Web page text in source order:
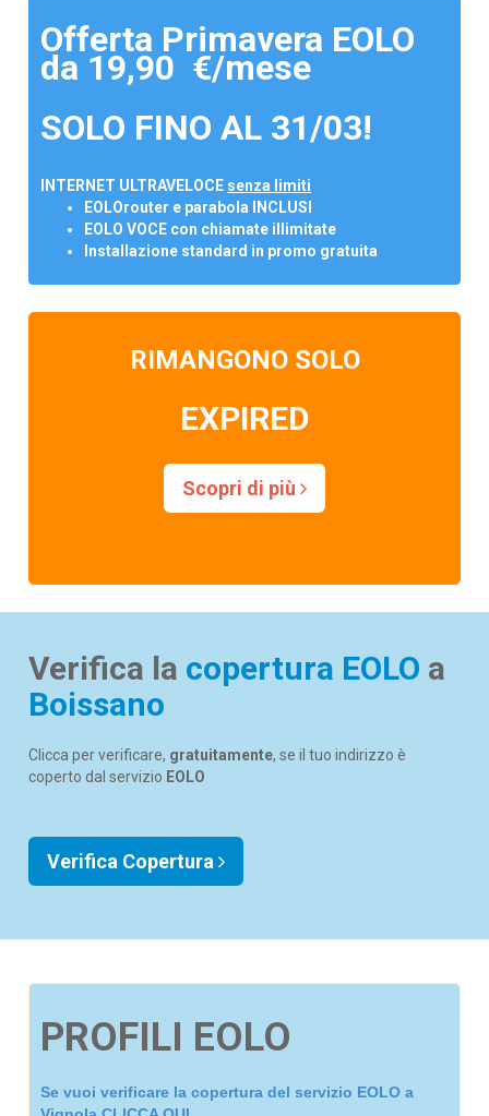
Offerta Primavera EOLO
da 19,90 €/mese
SOLO FINO AL 31/03!
INTERNET ULTRAVELOCE senza limiti
EOLOrouter e parabola INCLUSI
EOLO VOCE con chiamate illimitate
Installazione standard in promo gratuita
RIMANGONO SOLO
EXPIRED
Scopri di più
Verifica la copertura EOLO a
Boissano
Clicca per verificare, gratuitamente, se il tuo indirizzo è
coperto dal servizio EOLO
Verifica Copertura
PROFILI EOLO
Se vuoi verificare la copertura del servizio EOLO a